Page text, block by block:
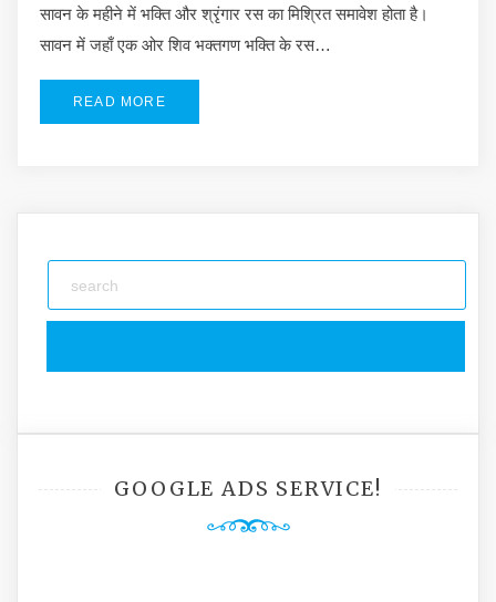
सावन के महीने में भक्ति और श्रृंगार रस का मिश्रित समावेश होता है।
सावन में जहाँ एक ओर शिव भक्तगण भक्ति के रस…
READ MORE
GOOGLE ADS SERVICE!